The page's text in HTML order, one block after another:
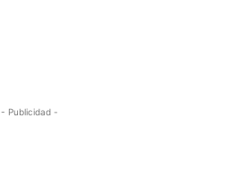
- Publicidad -